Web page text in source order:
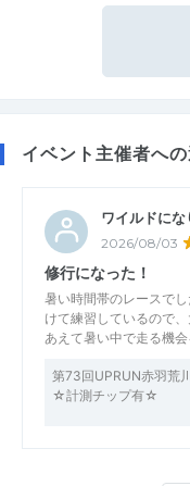
イベント主催者へ
ワイルドにな
2026/08/03
修行になった！
暑い時間帯のレースで
けて練習しているので
あえて暑い中で走る機
第73回UPRUN赤羽荒
☆計測チップ有☆